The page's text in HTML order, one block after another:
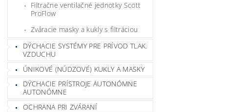
Filtračne ventilačné jednotky Scott
ProFlow
Zváracie masky a kukly s filtráciou
DÝCHACIE SYSTÉMY PRE PRÍVOD TLAK.
VZDUCHU
ÚNIKOVÉ (NÚDZOVÉ) KUKLY A MASKY
DÝCHACIE PRÍSTROJE AUTONÓMNE
AUTONÓMNE
OCHRANA PRI ZVÁRANÍ